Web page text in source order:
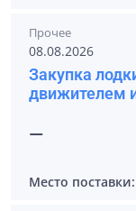
Прочее
08.08.2026
Закупка
движителем
—
Место поставки: